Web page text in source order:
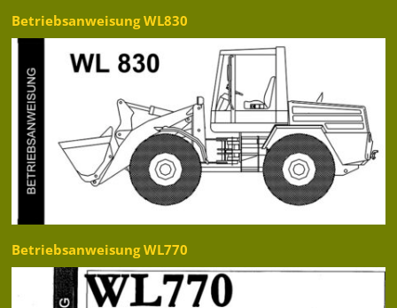
Betriebsanweisung WL830
Betriebsanweisung WL770